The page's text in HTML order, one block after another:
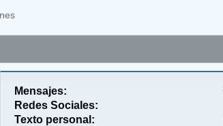
Mensajes:
Redes Sociales:
Texto personal: